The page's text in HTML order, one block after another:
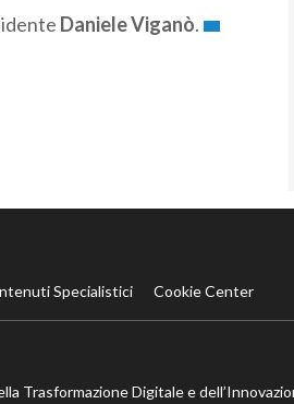
Daniele Viganò.
Specialistici Cookie Center
Trasformazione Digitale e